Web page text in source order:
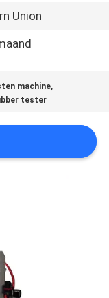
Union
machine,
tester